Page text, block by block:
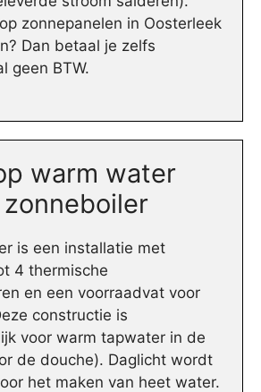
zonnepanelen in Oosterleek
Dan betaal je zelfs
geen BTW.
warm water
is een installatie met
4 thermische
en een voorraadvat voor
constructie is
voor warm tapwater in de
de douche). Daglicht wordt
het maken van heet water.